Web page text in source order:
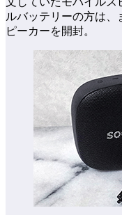
ルバッテリーの方は、
ピーカーを開封。